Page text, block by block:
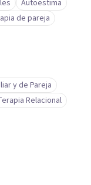
Autoestima
de pareja
y de Pareja
Relacional